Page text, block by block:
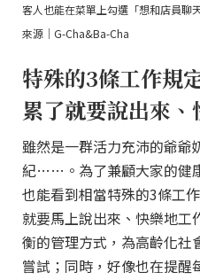
客人也能在菜單上勾選「想和店員聊
來源｜G-Cha&Ba-Cha
特殊的3條工作規
累了就要說出來
雖然是一群活力充沛的爺爺
紀……。為了兼顧大家的健
也能看到相當特殊的3條工
就要馬上說出來、快樂地工
衡的管理方式，為高齡化社
嘗試；同時，好像也在提醒